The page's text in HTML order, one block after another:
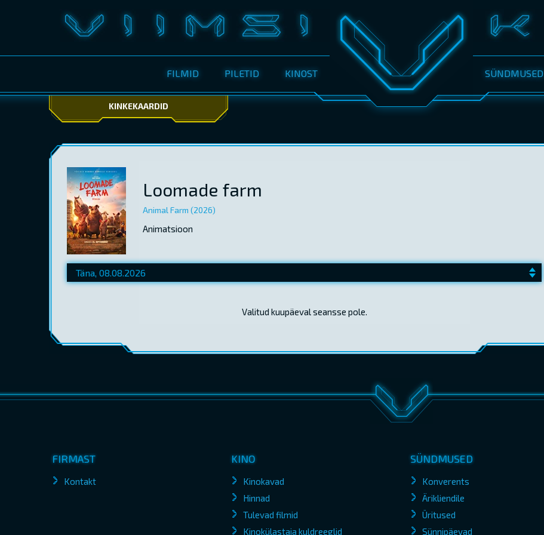
FILMID PILETID KINOST SÜNDMUSED
KINKEKAARDID
Loomade farm
Animal Farm (2026)
Animatsioon
Valitud kuupäeval seansse pole.
FIRMAST
Kontakt
KINO
Kinokavad
Hinnad
Tulevad filmid
Kinokülastaja kuldreeglid
SÜNDMUSED
Konverents
Ärikliendile
Üritused
Sünnipäevad